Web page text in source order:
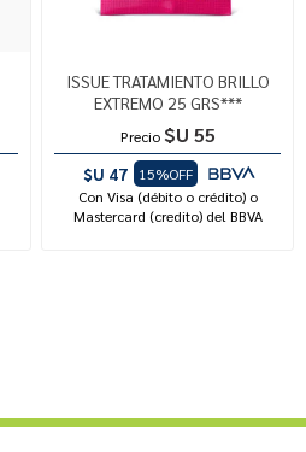
ISSUE TRATAMIENTO BRILLO
EXTREMO 25 GRS***
Precio $U 55
$U 47
15%OFF
Con Visa (débito o crédito) o
Mastercard (credito) del BBVA